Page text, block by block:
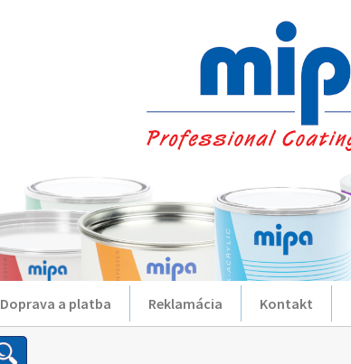
Doprava a platba Reklamácia Kontakt